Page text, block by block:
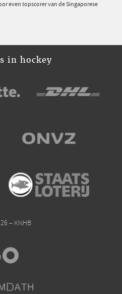
even topscorer van de Singaporese
in hockey
– KNHB